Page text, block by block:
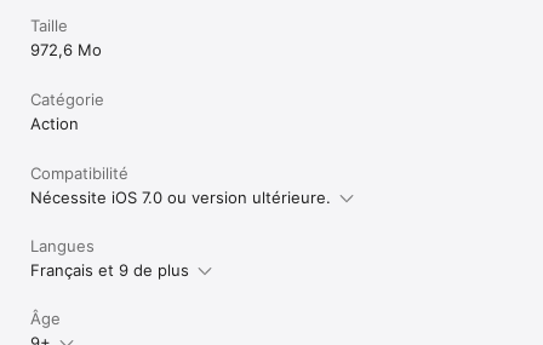
Taille
972,6 Mo
Catégorie
Action
Compatibilité
Nécessite iOS 7.0 ou version ultérieure.
Langues
Français et 9 de plus
Âge